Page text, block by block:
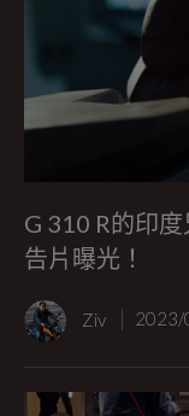
G 310 R的印
告片曝光！
Ziv